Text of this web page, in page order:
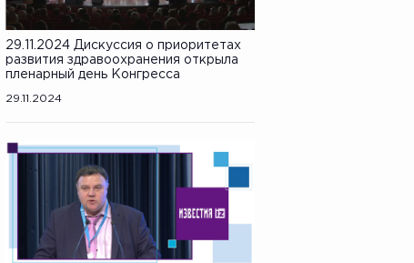
29.11.2024 Дискуссия о приоритетах
развития здравоохранения открыла
пленарный день Конгресса
29.11.2024